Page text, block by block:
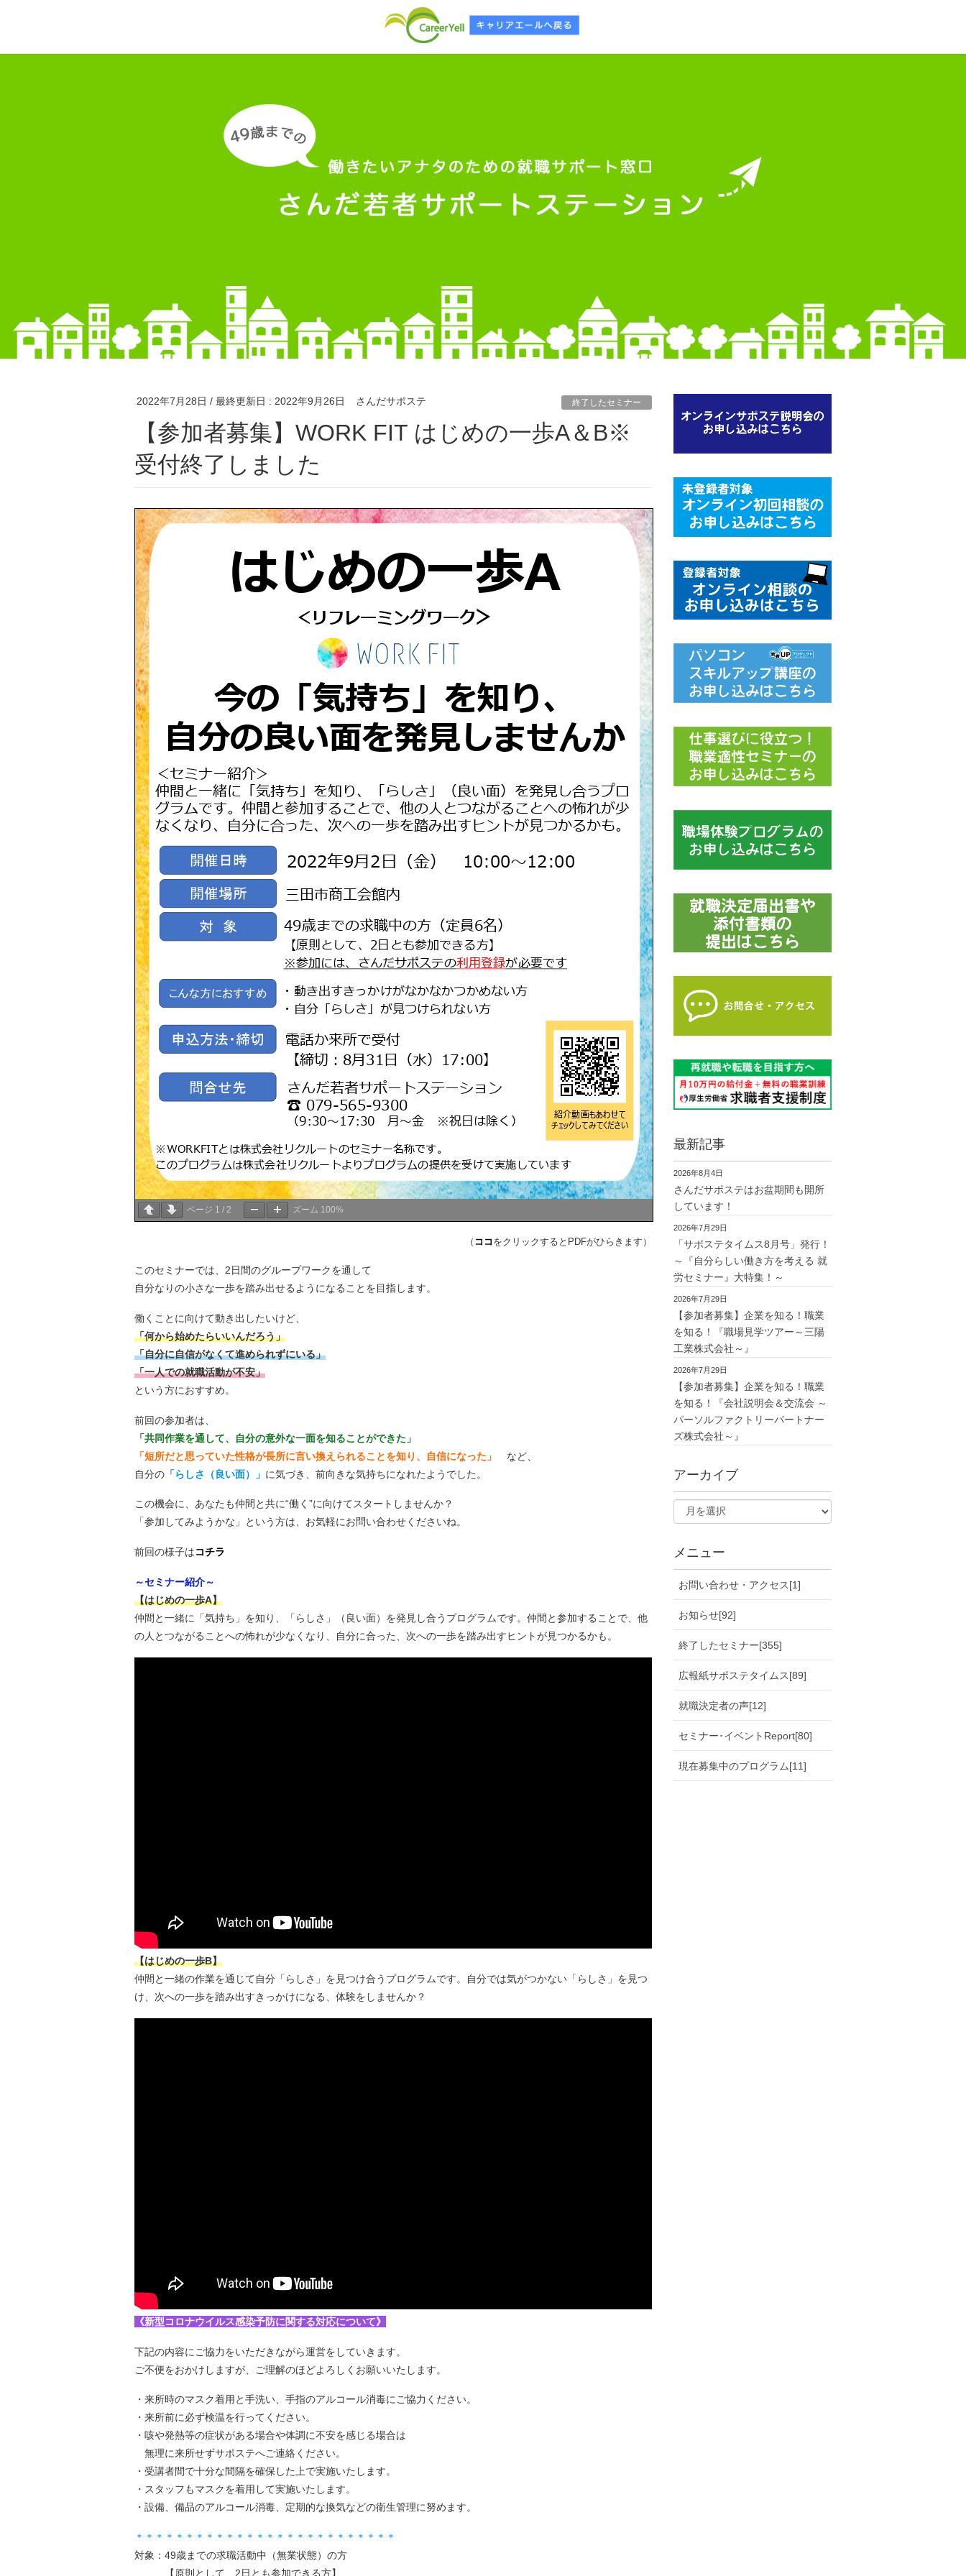
2022年7月28日 / 最終更新日 : 2022年9月26日 さんだサポステ 終了したセミナー
【参加者募集】WORK FIT はじめの一歩A＆B※
受付終了しました
ページ 1 / 2 ズーム 100%
（ ココ をクリックするとPDFがひらきます）
このセミナーでは、2日間のグループワークを通して
自分なりの小さな一歩を踏み出せるようになることを目指します。
働くことに向けて動き出したいけど、
「何から始めたらいいんだろう」
「自分に自信がなくて進められずにいる」
「一人での就職活動が不安」
という方におすすめ。
前回の参加者は、
「共同作業を通して、自分の意外な一面を知ることができた」
「短所だと思っていた性格が長所に言い換えられることを知り、自信になった」
など、
自分の 「らしさ（良い面）」 に気づき、前向きな気持ちになれたようでした。
この機会に、あなたも仲間と共に“働く”に向けてスタートしませんか？
「参加してみようかな」という方は、お気軽にお問い合わせくださいね。
前回の様子はコチラ
～セミナー紹介～
【はじめの一歩A】
仲間と一緒に「気持ち」を知り、「らしさ」（良い面）を発見し合うプログラムです。仲間と参加することで、他
の人とつながることへの怖れが少なくなり、自分に合った、次への一歩を踏み出すヒントが見つかるかも。
【はじめの一歩B】
仲間と一緒の作業を通じて自分「らしさ」を見つけ合うプログラムです。自分では気がつかない「らしさ」を見つ
け、次への一歩を踏み出すきっかけになる、体験をしませんか？
《新型コロナウイルス感染予防に関する対応について》
下記の内容にご協力をいただきながら運営をしていきます。
ご不便をおかけしますが、ご理解のほどよろしくお願いいたします。
・来所時のマスク着用と手洗い、手指のアルコール消毒にご協力ください。
・来所前に必ず検温を行ってください。
・咳や発熱等の症状がある場合や体調に不安を感じる場合は
無理に来所せずサポステへご連絡ください。
・受講者間で十分な間隔を確保した上で実施いたします。
・スタッフもマスクを着用して実施いたします。
・設備、備品のアルコール消毒、定期的な換気などの衛生管理に努めます。
＊＊＊＊＊＊＊＊＊＊＊＊＊＊＊＊＊＊＊＊＊＊＊＊＊＊
対象：49歳までの求職活動中（無業状態）の方
【原則として、2日とも参加できる方】
最新記事
2026年8月4日
さんだサポステはお盆期間も開所
しています！
2026年7月29日
「サポステタイムス8月号」発行！
～『自分らしい働き方を考える 就
労セミナー』大特集！～
2026年7月29日
【参加者募集】企業を知る！職業
を知る！『職場見学ツアー～三陽
工業株式会社～』
2026年7月29日
【参加者募集】企業を知る！職業
を知る！『会社説明会＆交流会 ～
パーソルファクトリーパートナー
ズ株式会社～』
アーカイブ
メニュー
お問い合わせ・アクセス[1]
お知らせ[92]
終了したセミナー[355]
広報紙サポステタイムス[89]
就職決定者の声[12]
セミナー･イベントReport[80]
現在募集中のプログラム[11]